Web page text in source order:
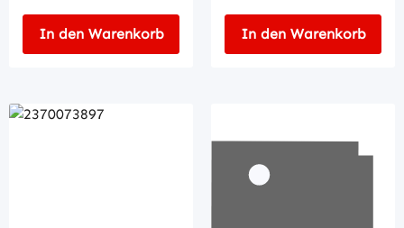
In den Warenkorb In den Warenkorb